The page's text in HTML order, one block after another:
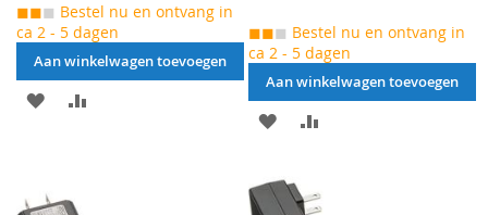
◼◼◼ Bestel nu en ontvang in
ca 2 - 5 dagen
Aan winkelwagen toevoegen
AAN
◼◼◼ Bestel nu en ontvang in
ca 2 - 5 dagen
Aan winkelwagen toevoegen
AAN
TOEVOEGEN
OM